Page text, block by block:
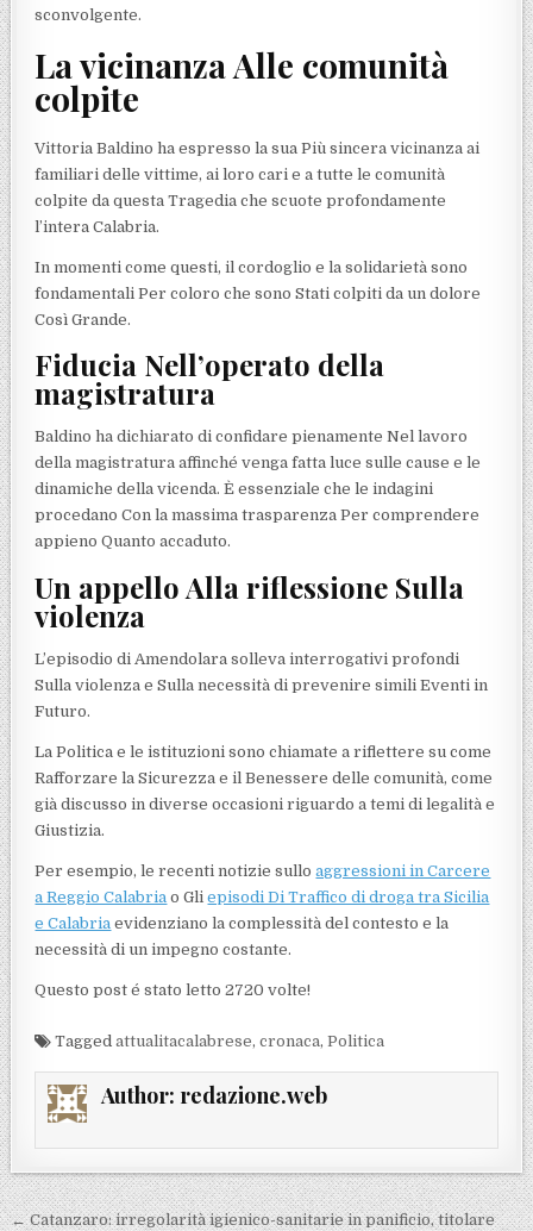
sconvolgente.
La vicinanza Alle comunità
colpite
Vittoria Baldino ha espresso la sua Più sincera vicinanza ai
familiari delle vittime, ai loro cari e a tutte le comunità
colpite da questa Tragedia che scuote profondamente
l’intera Calabria.
In momenti come questi, il cordoglio e la solidarietà sono
fondamentali Per coloro che sono Stati colpiti da un dolore
Così Grande.
Fiducia Nell’operato della
magistratura
Baldino ha dichiarato di confidare pienamente Nel lavoro
della magistratura affinché venga fatta luce sulle cause e le
dinamiche della vicenda. È essenziale che le indagini
procedano Con la massima trasparenza Per comprendere
appieno Quanto accaduto.
Un appello Alla riflessione Sulla
violenza
L’episodio di Amendolara solleva interrogativi profondi
Sulla violenza e Sulla necessità di prevenire simili Eventi in
Futuro.
La Politica e le istituzioni sono chiamate a riflettere su come
Rafforzare la Sicurezza e il Benessere delle comunità, come
già discusso in diverse occasioni riguardo a temi di legalità e
Giustizia.
Per esempio, le recenti notizie sulloaggressioni in Carcere
a Reggio Calabria o Gliepisodi Di Traffico di droga tra Sicilia
e Calabria evidenziano la complessità del contesto e la
necessità di un impegno costante.
Questo post é stato letto 2720 volte!
Taggedattualitacalabrese,cronaca,Politica
Author: redazione.web
← Catanzaro: irregolarità igienico-sanitarie in panificio, titolare